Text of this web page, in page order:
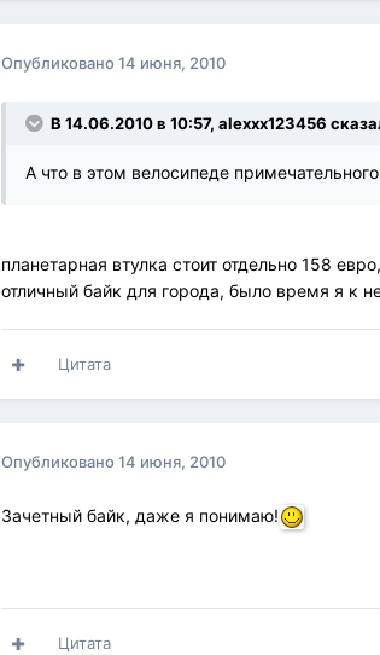
Опубликовано14 июня, 2010
В 14.06.2010 в 10:57, alexxx123456
А что в этом велосипеде
планетарная втулка стоит отдельно 158
отличный байк для города, было время я к
Цитата
Опубликовано14 июня, 2010
Зачетный байк, даже я понимаю!
Цитата